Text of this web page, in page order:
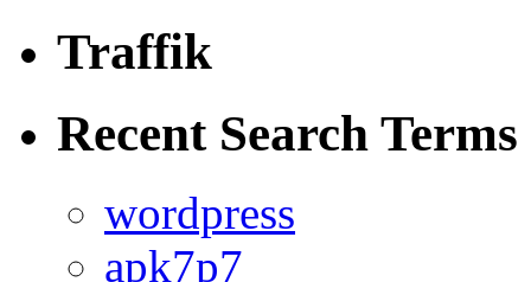
Traffik
Recent Search Terms
wordpress
apk7p7